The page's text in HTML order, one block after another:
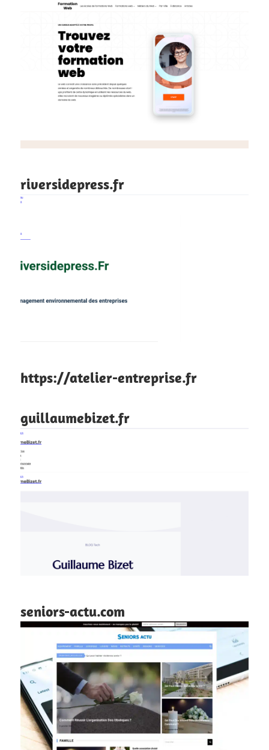
riversidepress.fr
https://atelier-entreprise.fr
guillaumebizet.fr
seniors-actu.com